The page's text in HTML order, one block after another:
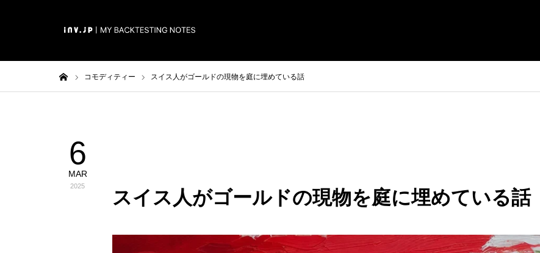
コモディティー スイス人がゴールドの現物を庭に埋めている話
6
MAR
2025
スイス人がゴールドの現物を庭に埋めている話